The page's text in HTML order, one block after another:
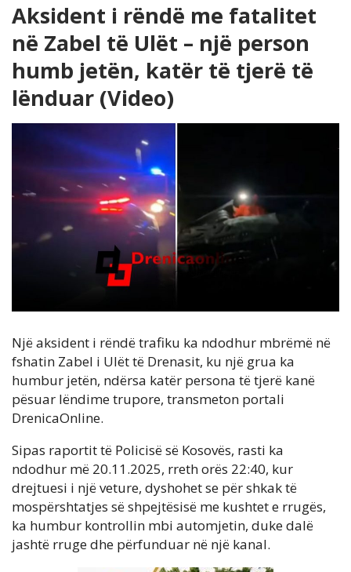
Aksident i rëndë me fatalitet
në Zabel të Ulët – një person
humb jetën, katër të tjerë të
lënduar (Video)
Një aksident i rëndë trafiku ka ndodhur mbrëmë në
fshatin Zabel i Ulët të Drenasit, ku një grua ka
humbur jetën, ndërsa katër persona të tjerë kanë
pësuar lëndime trupore, transmeton portali
DrenicaOnline.
Sipas raportit të Policisë së Kosovës, rasti ka
ndodhur më 20.11.2025, rreth orës 22:40, kur
drejtuesi i një veture, dyshohet se për shkak të
mospërshtatjes së shpejtësisë me kushtet e rrugës,
ka humbur kontrollin mbi automjetin, duke dalë
jashtë rruge dhe përfunduar në një kanal.